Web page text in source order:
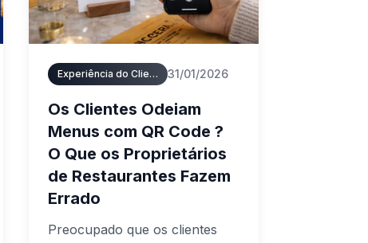
Experiência do Cliente 31/01/2026
Os Clientes Odeiam
Menus com QR Code ?
O Que os Proprietários
de Restaurantes Fazem
Errado
Preocupado que os clientes